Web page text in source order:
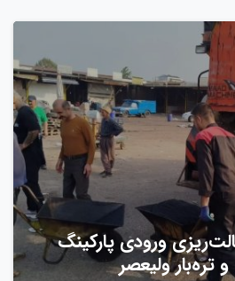
ورودی پارکینگ
تره‌بار ولیعصر